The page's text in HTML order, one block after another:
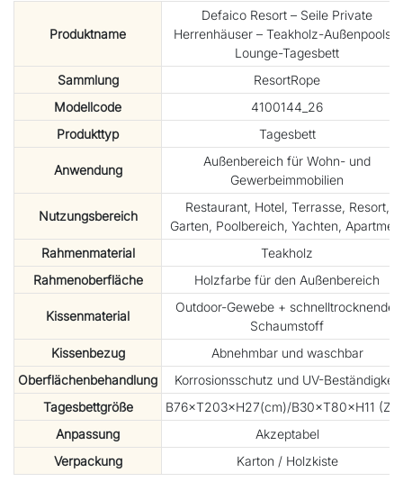
Produktname
Defaico Resort – Seile Private
Herrenhäuser – Teakholz-Außenpools –
Lounge-Tagesbett
Sammlung
ResortRope
Modellcode
4100144_26
Produkttyp
Tagesbett
Anwendung
Außenbereich für Wohn- und
Gewerbeimmobilien
Nutzungsbereich
Restaurant, Hotel, Terrasse, Resort,
Garten, Poolbereich, Yachten,
Rahmenmaterial
Teakholz
Rahmenoberfläche
Holzfarbe für den Außenbereich
Kissenmaterial
Outdoor-Gewebe + schnelltrocknender
Schaumstoff
Kissenbezug
Abnehmbar und waschbar
Oberflächenbehandlung
Korrosionsschutz und UV-Beständigkeit
Tagesbettgröße
B76×T203×H27(cm)/B30×T80×H11
Anpassung
Akzeptabel
Verpackung
Karton / Holzkiste